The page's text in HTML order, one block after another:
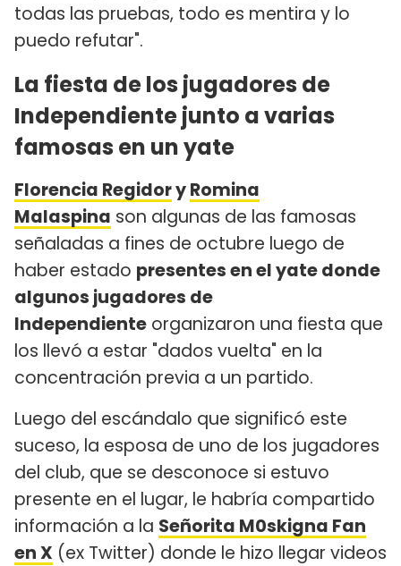
todas las pruebas, todo es mentira y lo
puedo refutar".
La fiesta de los jugadores de
Independiente junto a varias
famosas en un yate
Florencia RegidoryRomina
Malaspina son algunas de las famosas
señaladas a fines de octubre luego de
haber estado presentes en el yate donde
algunos jugadores de
Independiente organizaron una fiesta que
los llevó a estar "dados vuelta" en la
concentración previa a un partido.
Luego del escándalo que significó este
suceso, la esposa de uno de los jugadores
del club, que se desconoce si estuvo
presente en el lugar, le habría compartido
información a la Señorita M0skigna Fan
en X (ex Twitter) donde le hizo llegar videos